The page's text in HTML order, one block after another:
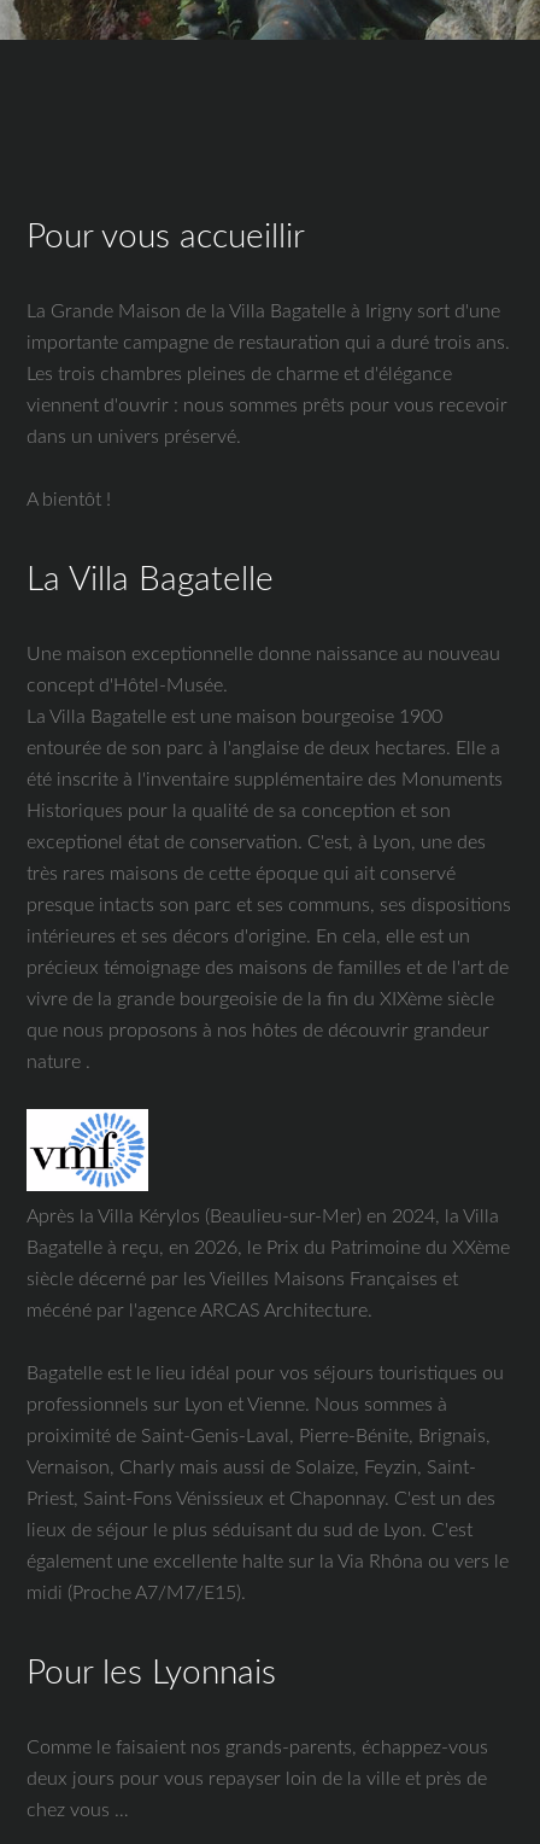
Pour vous accueillir
La Grande Maison de la Villa Bagatelle à Irigny sort d'une
importante campagne de restauration qui a duré trois ans.
Les trois chambres pleines de charme et d'élégance
viennent d'ouvrir : nous sommes prêts pour vous recevoir
dans un univers préservé.
A bientôt !
La Villa Bagatelle
Une maison exceptionnelle donne naissance au nouveau
concept d'Hôtel-Musée.
La Villa Bagatelle est une maison bourgeoise 1900
entourée de son parc à l'anglaise de deux hectares. Elle a
été inscrite à l'inventaire supplémentaire des Monuments
Historiques pour la qualité de sa conception et son
exceptionel état de conservation. C'est, à Lyon, une des
très rares maisons de cette époque qui ait conservé
presque intacts son parc et ses communs, ses dispositions
intérieures et ses décors d'origine. En cela, elle est un
précieux témoignage des maisons de familles et de l'art de
vivre de la grande bourgeoisie de la fin du XIXème siècle
que nous proposons à nos hôtes de découvrir grandeur
nature .
Après la Villa Kérylos (Beaulieu-sur-Mer) en 2024, la Villa
Bagatelle à reçu, en 2026, le Prix du Patrimoine du XXème
siècle décerné par les Vieilles Maisons Françaises et
mécéné par l'agence ARCAS Architecture.
Bagatelle est le lieu idéal pour vos séjours touristiques ou
professionnels sur Lyon et Vienne. Nous sommes à
proiximité de Saint-Genis-Laval, Pierre-Bénite, Brignais,
Vernaison, Charly mais aussi de Solaize, Feyzin, Saint-
Priest, Saint-Fons Vénissieux et Chaponnay. C'est un des
lieux de séjour le plus séduisant du sud de Lyon. C'est
également une excellente halte sur la Via Rhôna ou vers le
midi (Proche A7/M7/E15).
Pour les Lyonnais
Comme le faisaient nos grands-parents, échappez-vous
deux jours pour vous repayser loin de la ville et près de
chez vous …